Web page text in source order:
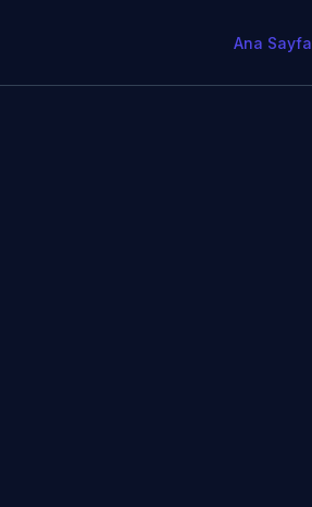
Ana Sayfa